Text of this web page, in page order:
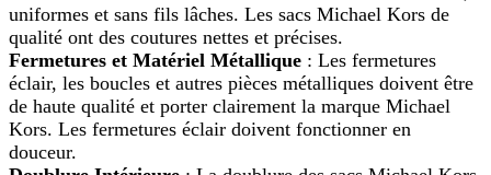
uniformes et sans fils lâches. Les sacs Michael Kors de
qualité ont des coutures nettes et précises.
Fermetures et Matériel Métallique : Les fermetures
éclair, les boucles et autres pièces métalliques doivent être
de haute qualité et porter clairement la marque Michael
Kors. Les fermetures éclair doivent fonctionner en
douceur.